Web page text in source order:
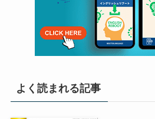
よく読まれる記事